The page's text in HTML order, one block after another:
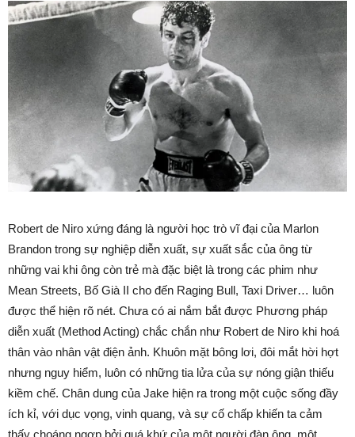
Robert de Niro xứng đáng là người học trò vĩ đại của Marlon
Brandon trong sự nghiệp diễn xuất, sự xuất sắc của ông từ
những vai khi ông còn trẻ mà đặc biệt là trong các phim như
Mean Streets, Bố Già II cho đến Raging Bull, Taxi Driver… luôn
được thể hiện rõ nét. Chưa có ai nắm bắt được Phương pháp
diễn xuất (Method Acting) chắc chắn như Robert de Niro khi hoá
thân vào nhân vật điện ảnh. Khuôn mặt bông lơi, đôi mắt hời hợt
nhưng nguy hiểm, luôn có những tia lửa của sự nóng giận thiếu
kiềm chế. Chân dung của Jake hiện ra trong một cuộc sống đầy
ích kỉ, với dục vọng, vinh quang, và sự cố chấp khiến ta cảm